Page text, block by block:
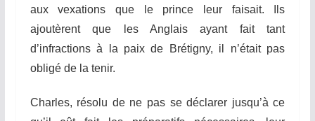
aux vexations que le prince leur faisait. Ils
ajoutèrent que les Anglais ayant fait tant
d’infractions à la paix de Brétigny, il n’était pas
obligé de la tenir.
Charles, résolu de ne pas se déclarer jusqu’à ce